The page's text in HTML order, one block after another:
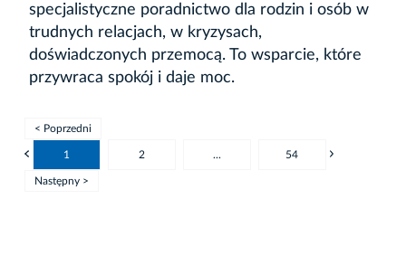
specjalistyczne poradnictwo dla rodzin i osób w
trudnych relacjach, w kryzysach,
doświadczonych przemocą. To wsparcie, które
przywraca spokój i daje moc.
< Poprzedni
1 2 ... 54
Następny >